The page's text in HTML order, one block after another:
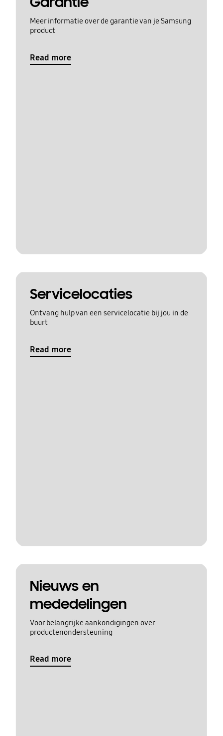
Meer informatie over de garantie van je Samsung
product
Read more
Servicelocaties
Ontvang hulp van een servicelocatie bij jou in de
buurt
Read more
Nieuws en
mededelingen
Voor belangrijke aankondigingen over
productenondersteuning
Read more